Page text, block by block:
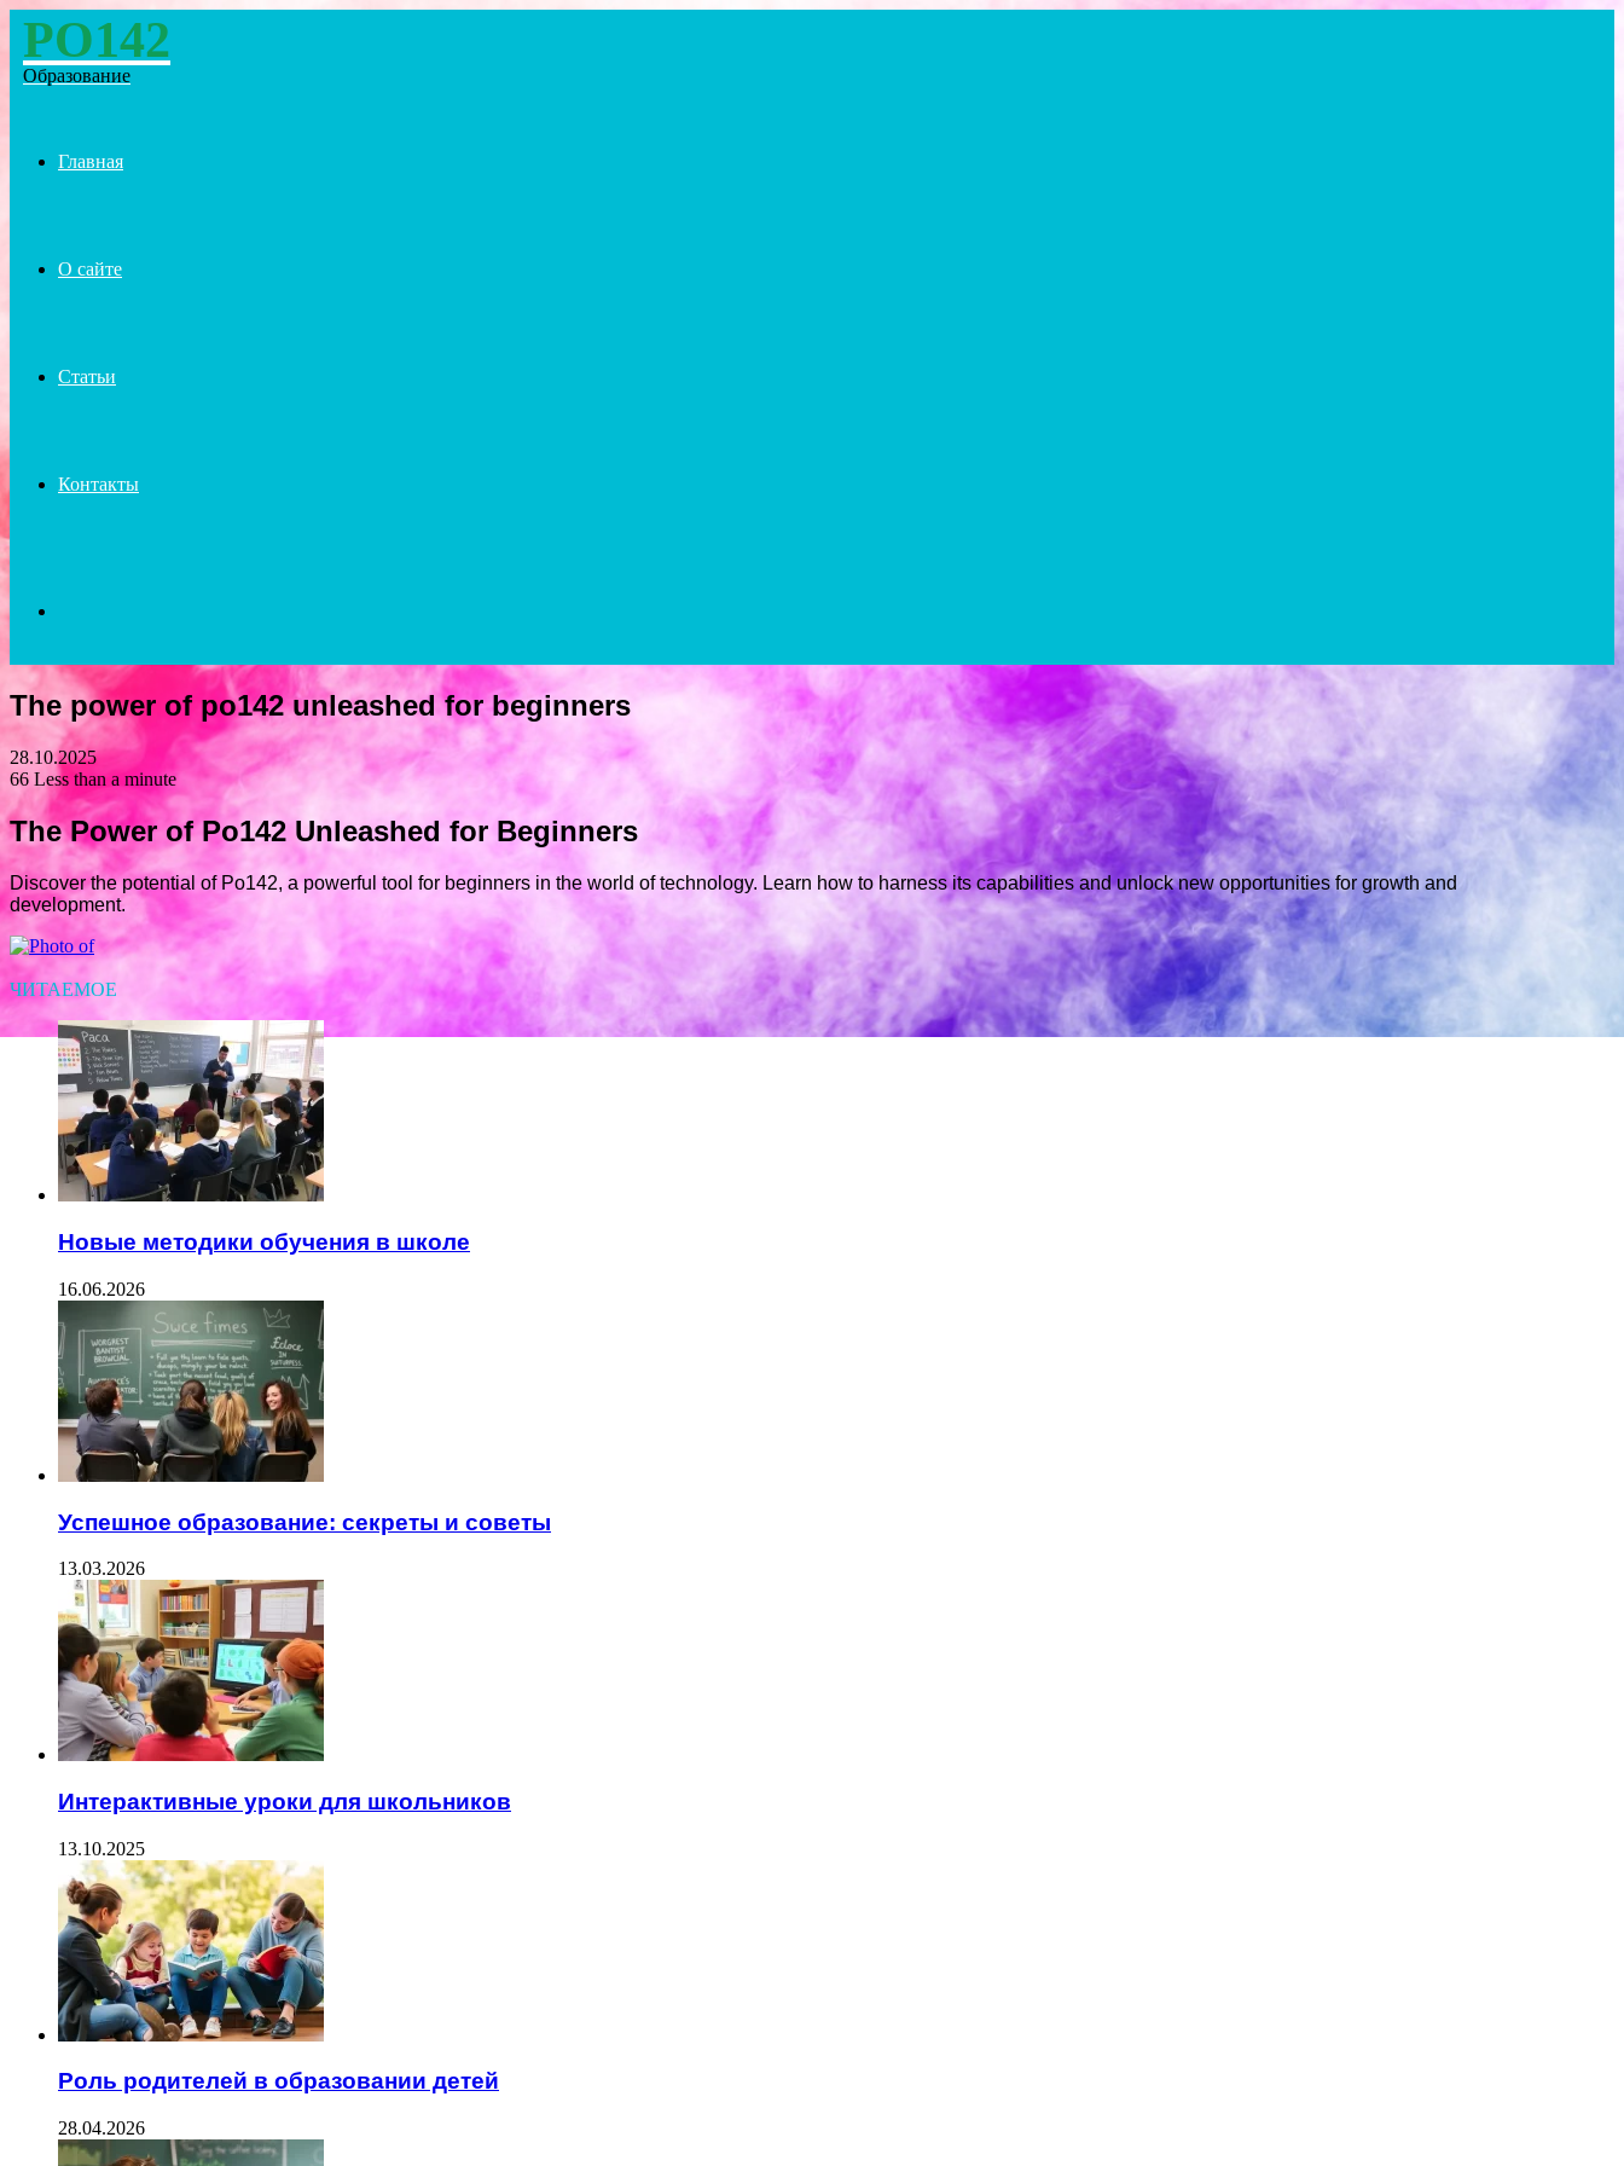
Menu
PO142
Образование
Главная
О сайте
Статьи
Контакты
for
The power of po142 unleashed for beginners
28.10.2025
66 Less than a minute
The Power of Po142 Unleashed for Beginners
Discover the potential of Po142, a powerful tool for beginners in the world of technology. Learn how to harness its capabilities and unlock new opportunities for growth and
development.
Facebook
Twitter
LinkedIn
Tumblr
Pinterest
Reddit
VKontakte
Odnoklassniki
Skype
WhatsApp
Telegram
Viber
Share
via
Email
Print
ЧИТАЕМОЕ
Новые методики обучения в школе
16.06.2026
Успешное образование: секреты и советы
13.03.2026
Интерактивные уроки для школьников
13.10.2025
Роль родителей в образовании детей
28.04.2026